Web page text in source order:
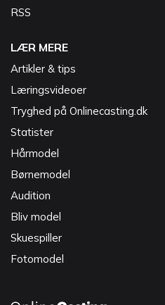
RSS
LÆR MERE
Artikler & tips
Læringsvideoer
Tryghed på Onlinecasting.dk
Statister
Hårmodel
Børnemodel
Audition
Bliv model
Skuespiller
Fotomodel